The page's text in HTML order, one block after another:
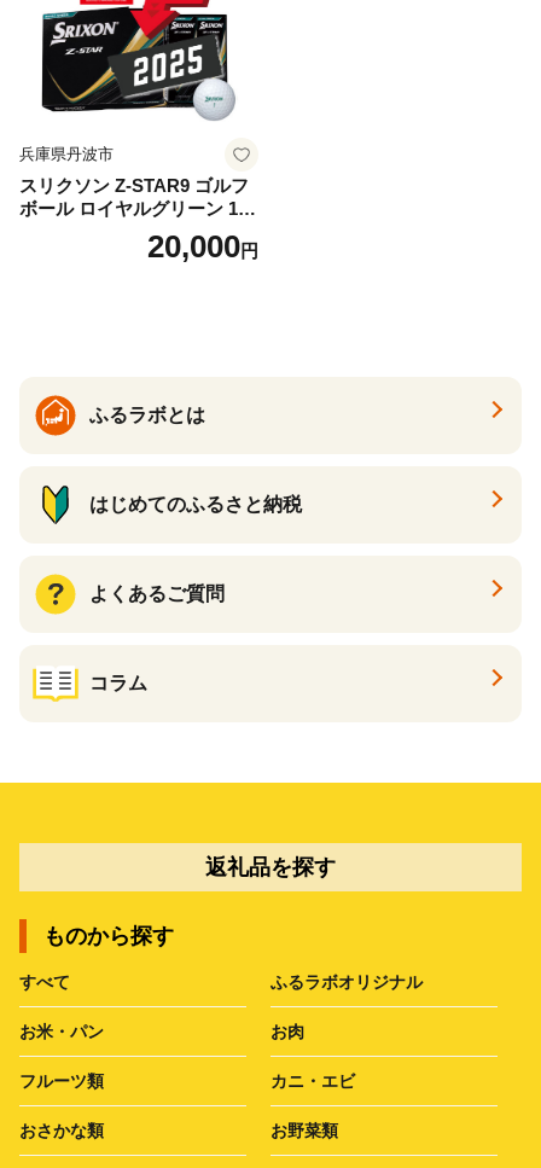
兵庫県丹波市
スリクソン Z-STAR9 ゴルフ
ボール ロイヤルグリーン 1ダ
ース 12球 兵庫県丹波市 ふる
20,000円
ふるラボとは
はじめてのふるさと納税
よくあるご質問
コラム
返礼品を探す
ものから探す
すべて ふるラボオリジナル
お米・パン お肉
フルーツ類 カニ・エビ
おさかな類 お野菜類